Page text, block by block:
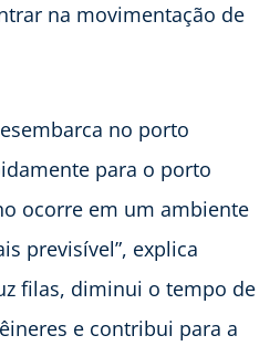
na movimentação de
no porto
para o porto
ocorre em um ambiente
previsível”, explica
filas, diminui o tempo de
e contribui para a